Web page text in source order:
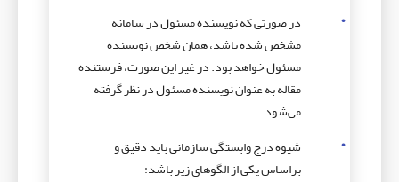
در صورتی که نویسنده مسئول در سامانه
مشخص شده باشد، همان شخص نویسنده
مسئول خواهد بود. در غیر این صورت، فرستنده
مقاله به عنوان نویسنده مسئول در نظر گرفته
می‌شود.
شیوه درج وابستگی سازمانی باید دقیق و
براساس یکی از الگوهای زیر باشد: